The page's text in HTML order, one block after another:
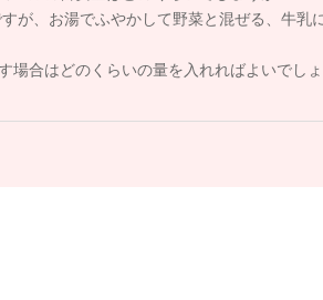
が、お湯でふやかして野菜と混ぜる、牛乳
場合はどのくらいの量を入れればよいでし